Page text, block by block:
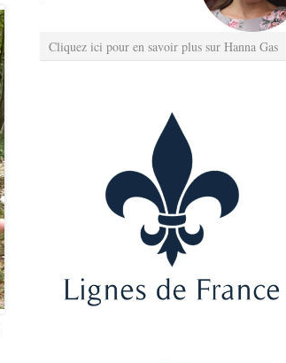
Cliquez ici pour en savoir plus sur Hanna Gas